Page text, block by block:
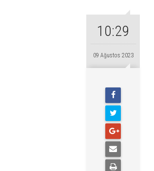
10:29
09 Ağustos 2023